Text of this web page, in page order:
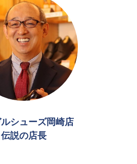
シューズ岡崎店
伝説の店長